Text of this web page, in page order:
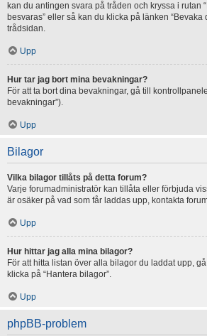
kan du antingen svara på tråden och kryssa i rutan
besvaras” eller så kan du klicka på länken “Bevaka
trådsidan.
Upp
Hur tar jag bort mina bevakningar?
För att ta bort dina bevakningar, gå till
bevakningar”).
Upp
Bilagor
Vilka bilagor tillåts på detta forum?
Varje forumadministratör kan tillåta eller förbjuda
är osäker på vad som får laddas upp, kontakta
Upp
Hur hittar jag alla mina bilagor?
För att hitta listan över alla bilagor du laddat upp,
klicka på “Hantera bilagor”.
Upp
phpBB-problem